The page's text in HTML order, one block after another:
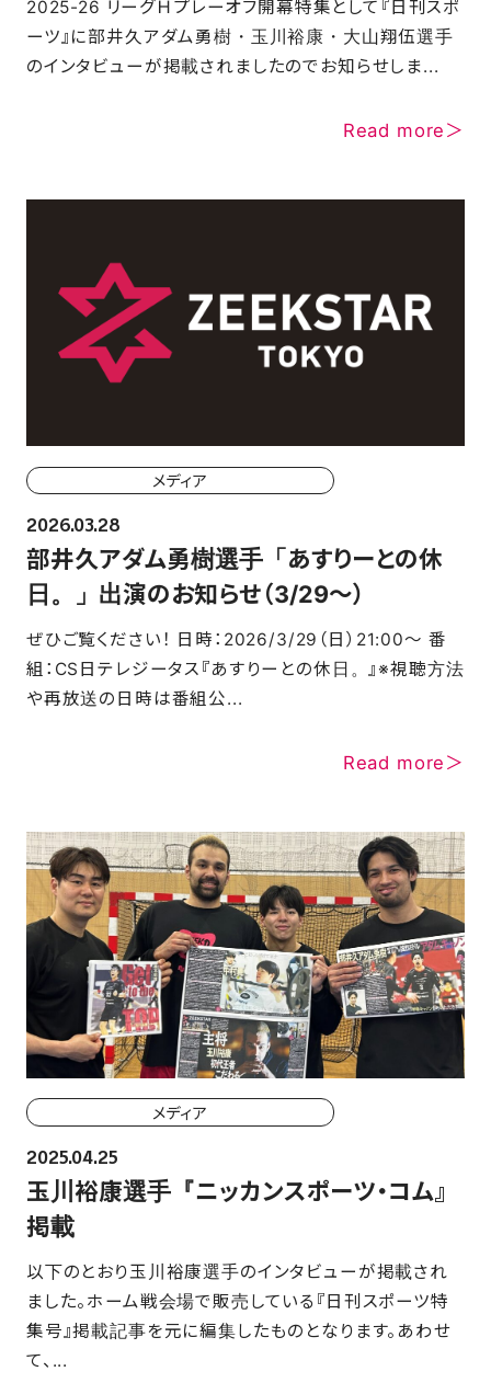
2025-26 リーグＨプレーオフ開幕特集として『日刊スポ
ーツ』に部井久アダム勇樹・玉川裕康・大山翔伍選手
のインタビューが掲載されましたのでお知らせしま...
Read more＞
メディア
2026.03.28
部井久アダム勇樹選手「あすりーとの休
日。」出演のお知らせ（3/29～）
ぜひご覧ください！ 日時：2026/3/29（日）21:00〜 番
組：CS日テレジータス『あすりーとの休日。』※視聴方法
や再放送の日時は番組公...
Read more＞
メディア
2025.04.25
玉川裕康選手『ニッカンスポーツ・コム』
掲載
以下のとおり玉川裕康選手のインタビューが掲載され
ました。ホーム戦会場で販売している『日刊スポーツ特
集号』掲載記事を元に編集したものとなります。あわせ
て、...